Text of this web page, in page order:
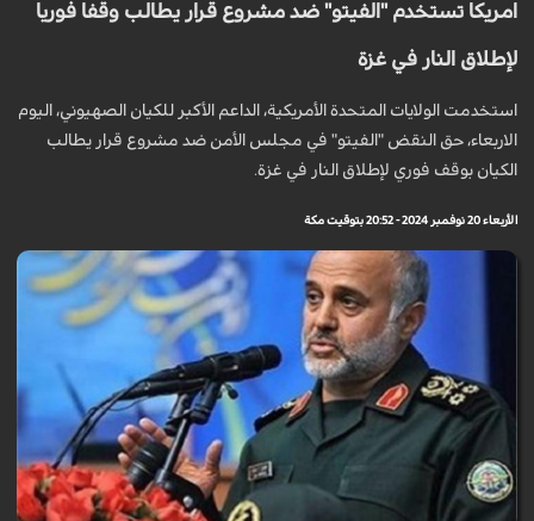
امريكا تستخدم "الفيتو" ضد مشروع قرار يطالب وقفا فوريا
لإطلاق النار في غزة
استخدمت الولايات المتحدة الأمريكية، الداعم الأكبر للكيان الصهيوني، اليوم
الاربعاء، حق النقض "الفيتو" في مجلس الأمن ضد مشروع قرار يطالب
الكيان بوقف فوري لإطلاق النار في غزة.
الأربعاء 20 نوفمبر 2024 - 20:52 بتوقيت مكة